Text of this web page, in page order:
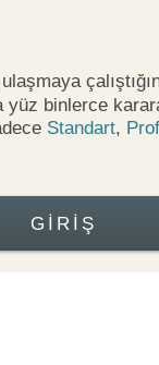
yüz binlerce
Standart,
GIRIŞ